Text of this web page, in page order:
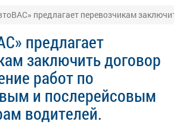
предлагает перевозчикам
предлагает
заключить договор
работ по
и послерейсовым
водителей.